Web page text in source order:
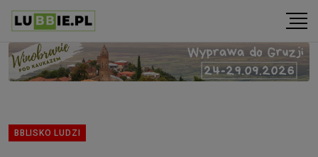
BBLISKO LUDZI